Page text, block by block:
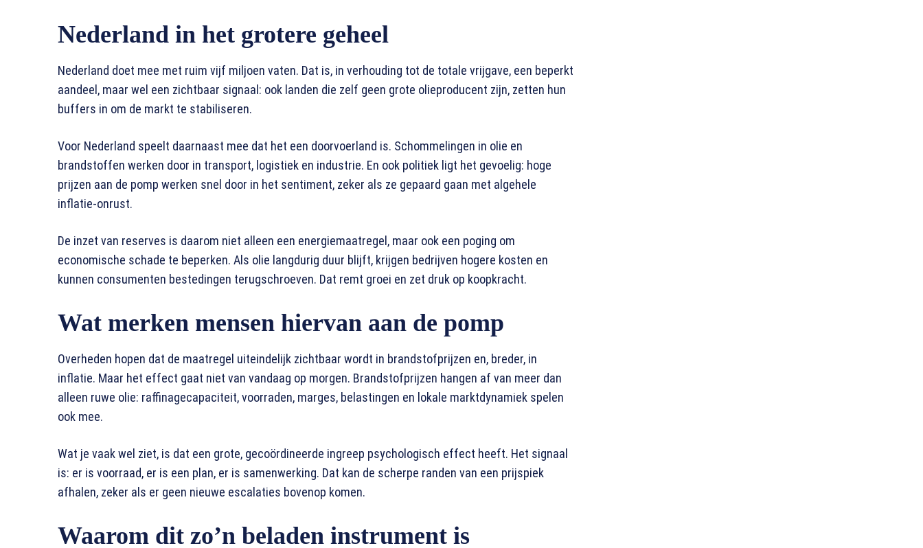
Nederland in het grotere geheel
Nederland doet mee met ruim vijf miljoen vaten. Dat is, in verhouding tot de totale vrijgave, een beperkt
aandeel, maar wel een zichtbaar signaal: ook landen die zelf geen grote olieproducent zijn, zetten hun
buffers in om de markt te stabiliseren.
Voor Nederland speelt daarnaast mee dat het een doorvoerland is. Schommelingen in olie en
brandstoffen werken door in transport, logistiek en industrie. En ook politiek ligt het gevoelig: hoge
prijzen aan de pomp werken snel door in het sentiment, zeker als ze gepaard gaan met algehele
inflatie-onrust.
De inzet van reserves is daarom niet alleen een energiemaatregel, maar ook een poging om
economische schade te beperken. Als olie langdurig duur blijft, krijgen bedrijven hogere kosten en
kunnen consumenten bestedingen terugschroeven. Dat remt groei en zet druk op koopkracht.
Wat merken mensen hiervan aan de pomp
Overheden hopen dat de maatregel uiteindelijk zichtbaar wordt in brandstofprijzen en, breder, in
inflatie. Maar het effect gaat niet van vandaag op morgen. Brandstofprijzen hangen af van meer dan
alleen ruwe olie: raffinagecapaciteit, voorraden, marges, belastingen en lokale marktdynamiek spelen
ook mee.
Wat je vaak wel ziet, is dat een grote, gecoördineerde ingreep psychologisch effect heeft. Het signaal
is: er is voorraad, er is een plan, er is samenwerking. Dat kan de scherpe randen van een prijspiek
afhalen, zeker als er geen nieuwe escalaties bovenop komen.
Waarom dit zo’n beladen instrument is